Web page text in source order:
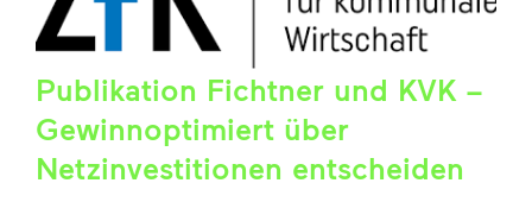
Publikation Fichtner und KVK –
Gewinnoptimiert über
Netzinvestitionen entscheiden